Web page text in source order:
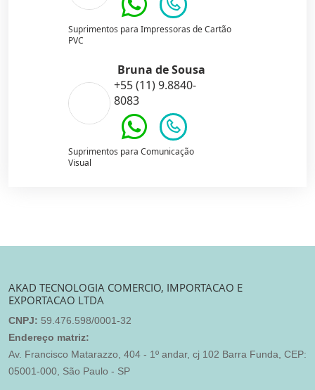
Suprimentos para Impressoras de Cartão
PVC
Bruna de Sousa
+55 (11) 9.8840-
8083
Suprimentos para Comunicação
Visual
AKAD TECNOLOGIA COMERCIO, IMPORTACAO E
EXPORTACAO LTDA
CNPJ: 59.476.598/0001-32
Endereço matriz:
Av. Francisco Matarazzo, 404 - 1º andar, cj 102 Barra Funda, CEP:
05001-000, São Paulo - SP